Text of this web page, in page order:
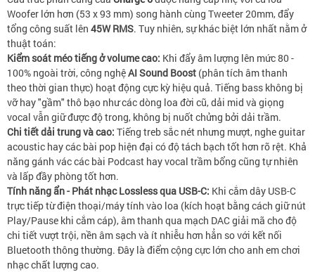
Woofer lớn hơn (53 x 93 mm) song hành cùng Tweeter 20mm, đẩy
tổng công suất lên 45W RMS. Tuy nhiên, sự khác biệt lớn nhất nằm ở
thuật toán:
Kiểm soát méo tiếng ở volume cao: Khi đẩy âm lượng lên mức 80 -
100% ngoài trời, công nghệAI Sound Boost (phân tích âm thanh
theo thời gian thực) hoạt động cực kỳ hiệu quả. Tiếng bass không bị
vỡ hay "gầm" thô bạo như các dòng loa đời cũ, dải mid và giọng
vocal vẫn giữ được độ trong, không bị nuốt chửng bởi dải trầm.
Chi tiết dải trung và cao: Tiếng treb sắc nét nhưng mượt, nghe guitar
acoustic hay các bài pop hiện đại có độ tách bạch tốt hơn rõ rệt. Khả
năng gánh vác các bài Podcast hay vocal trầm bổng cũng tự nhiên
và lấp đầy phòng tốt hơn.
Tính năng ẩn - Phát nhạc Lossless qua USB-C: Khi cắm dây USB-C
trực tiếp từ điện thoại/máy tính vào loa (kích hoạt bằng cách giữ nút
Play/Pause khi cắm cáp), âm thanh qua mạch DAC giải mã cho độ
chi tiết vượt trội, nền âm sạch và ít nhiễu hơn hẳn so với kết nối
Bluetooth thông thường. Đây là điểm cộng cực lớn cho anh em chơi
nhạc chất lượng cao.